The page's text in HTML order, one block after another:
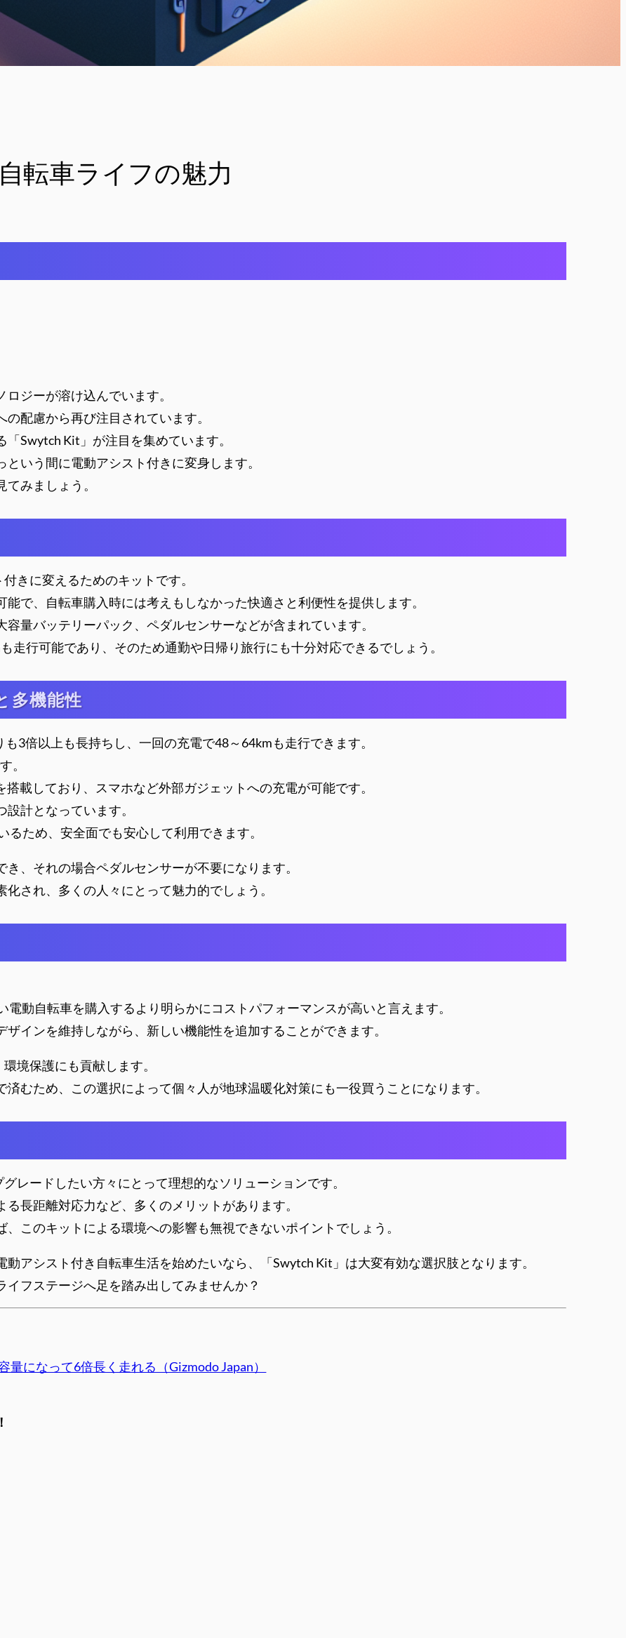
転車ライフの魅力
ジーが溶け込んでいます。
配慮から再び注目されています。
Swytch Kit」が注目を集めています。
いう間に電動アシスト付きに変身します。
みましょう。
きに変えるためのキットです。
で、自転車購入時には考えもしなかった快適さと利便性を提供します。
量バッテリーパック、ペダルセンサーなどが含まれています。
走行可能であり、そのため通勤や日帰り旅行にも十分対応できるでしょう。
多機能性
3倍以上も長持ちし、一回の充電で48～64kmも走行できます。
。
載しており、スマホなど外部ガジェットへの充電が可能です。
計となっています。
ため、安全面でも安心して利用できます。
、それの場合ペダルセンサーが不要になります。
され、多くの人々にとって魅力的でしょう。
動自転車を購入するより明らかにコストパフォーマンスが高いと言えます。
インを維持しながら、新しい機能性を追加することができます。
境保護にも貢献します。
むため、この選択によって個々人が地球温暖化対策にも一役買うことになります。
レードしたい方々にとって理想的なソリューションです。
長距離対応力など、多くのメリットがあります。
このキットによる環境への影響も無視できないポイントでしょう。
アシスト付き自転車生活を始めたいなら、「Swytch Kit」は大変有効な選択肢となります。
フステージへ足を踏み出してみませんか？
になって6倍長く走れる（Gizmodo Japan）